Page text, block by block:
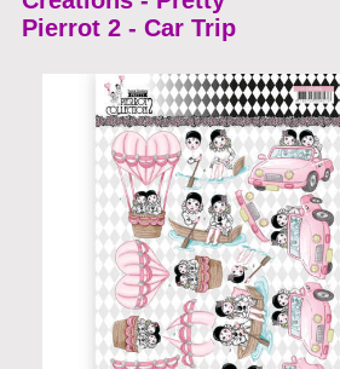
Pierrot 2 - Car Trip